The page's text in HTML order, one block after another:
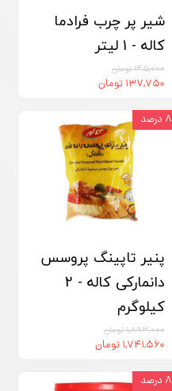
شیر پر چرب فرادما
کاله - 1 لیتر
۱۴۵,۰۰۰ تومان
۱۳۷,۷۵۰ تومان
پنیر تاپینگ پروسس
دانمارکی کاله - 2
کیلوگرم
۱,۸۹۳,۰۰۰ تومان
۱,۷۴۱,۵۶۰ تومان
۸ درصد
۸ درصد